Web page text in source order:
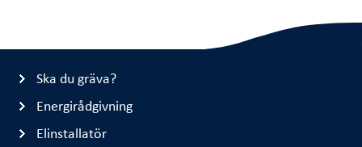
Ska du gräva?
Energirådgivning
Elinstallatör